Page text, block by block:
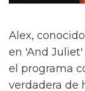
Alex,
en 'And Juliet'
el programa
verdadera de